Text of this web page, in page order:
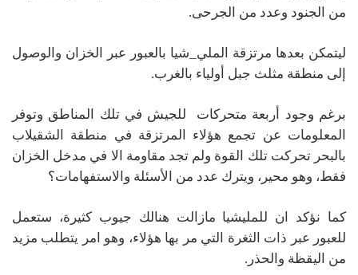
من الجنود وعدد من الجرحى.
ليتمكن بعدها مرتزقة الملي_شيا بالعبور عبر الخزان والوصول
إلى منطقة مثلث جبل أولياء بالغرب.
برغم وجود أربعة متحركات للجيش في تلك المناطق وتوفر
المعلومات عن تجمع هؤلاء المرتزقة في منطقة الشقيلاب
بالبحر تحركت تلك القوة ولم تجد مقاومة الا في مدخل الخزان
فقط، وهو محير، ويترك عدد من الأسئلة والاستفهامات؟
كما نؤكد ان للمليشيا مازالت هنالك جيوب كثيرة، ستعمل
للعبور عبر ذات الثغرة التي مر بها هؤلاء، وهو امر يتطلب مزيد
من اليقظة والحذر.